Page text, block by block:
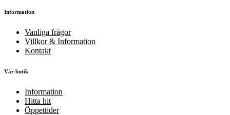
Information
Vanliga frågor
Villkor & Information
Kontakt
Vår butik
Information
Hitta hit
Öppettider